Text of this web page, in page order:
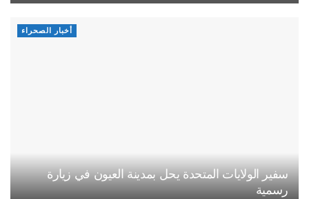
أخبار الصحراء
سفير الولايات المتحدة يحل بمدينة العيون في زيارة
رسمية